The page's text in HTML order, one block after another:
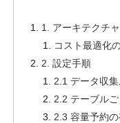
1. アーキテクチャ
コスト最適化
2. 設定手順
2.1 データ収
2.2 テーブル
2.3 容量予約